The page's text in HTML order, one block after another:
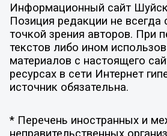
Информационный сайт
Позиция редакции не всегда
точкой зрения авторов. При
текстов либо ином
материалов с настоящего
ресурсах в сети Интернет
источник обязательна.
* Перечень иностранных и